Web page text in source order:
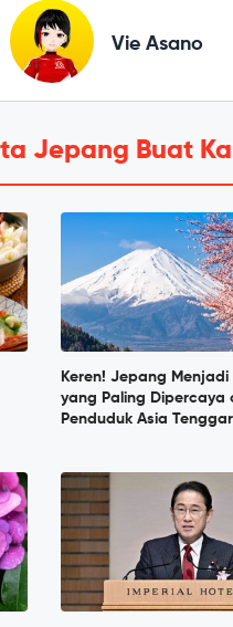
Vie Asano
Jepang Buat
Keren! Jepang Menjadi
yang Paling Dipercaya
Penduduk Asia